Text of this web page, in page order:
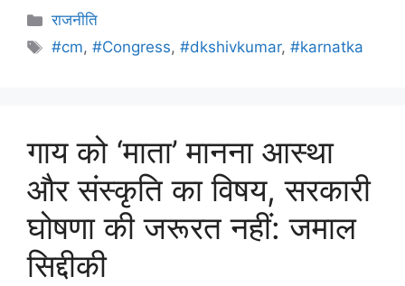
राजनीति
#cm,#Congress,#dkshivkumar,#karnatka
गाय को ‘माता’ मानना आस्था
और संस्कृति का विषय, सरकारी
घोषणा की जरूरत नहीं: जमाल
सिद्दीकी